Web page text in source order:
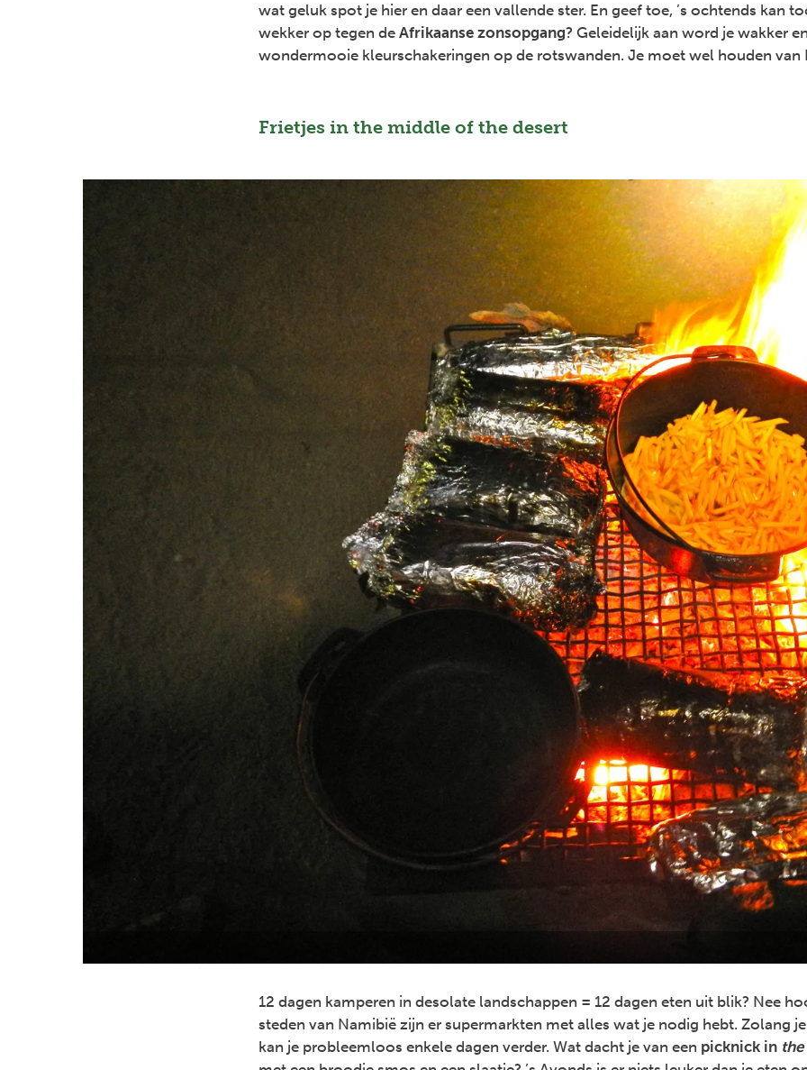
wat geluk spot je hier en daar een vallende ster. En geef toe, ’s ochtends kan
wekker op tegen de Afrikaanse zonsopgang? Geleidelijk aan word je wakker
wondermooie kleurschakeringen op de rotswanden. Je moet wel houden van
Frietjes in the middle of the desert
12 dagen kamperen in desolate landschappen = 12 dagen eten uit blik? Nee
steden van Namibië zijn er supermarkten met alles wat je nodig hebt. Zolang
kan je probleemloos enkele dagen verder. Wat dacht je van een picknick in